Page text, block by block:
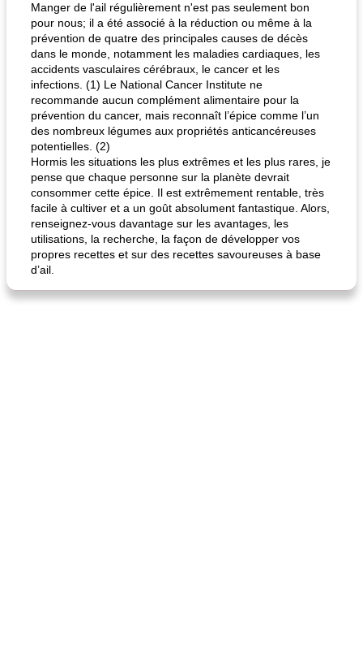
Manger de l'ail régulièrement n'est pas seulement bon
pour nous; il a été associé à la réduction ou même à la
prévention de quatre des principales causes de décès
dans le monde, notamment les maladies cardiaques, les
accidents vasculaires cérébraux, le cancer et les
infections. (1) Le National Cancer Institute ne
recommande aucun complément alimentaire pour la
prévention du cancer, mais reconnaît l’épice comme l’un
des nombreux légumes aux propriétés anticancéreuses
potentielles. (2)
Hormis les situations les plus extrêmes et les plus rares, je
pense que chaque personne sur la planète devrait
consommer cette épice. Il est extrêmement rentable, très
facile à cultiver et a un goût absolument fantastique. Alors,
renseignez-vous davantage sur les avantages, les
utilisations, la recherche, la façon de développer vos
propres recettes et sur des recettes savoureuses à base
d’ail.